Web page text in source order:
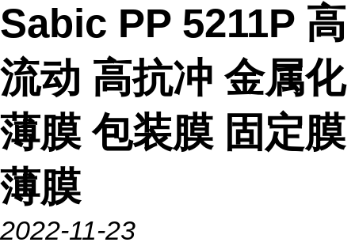
Sabic PP 5211P 高
流动 高抗冲 金属化
薄膜 包装膜 固定膜
薄膜
2022-11-23